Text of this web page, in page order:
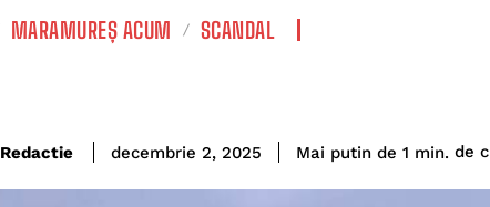
MARAMUREȘ ACUM SCANDAL
Redactie decembrie 2, 2025 Mai putin de 1 min. de